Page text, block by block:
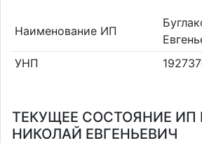
Наименование ИП
УНП
ТЕКУЩЕЕ СОСТОЯНИЕ ИП
НИКОЛАЙ ЕВГЕНЬЕВИЧ